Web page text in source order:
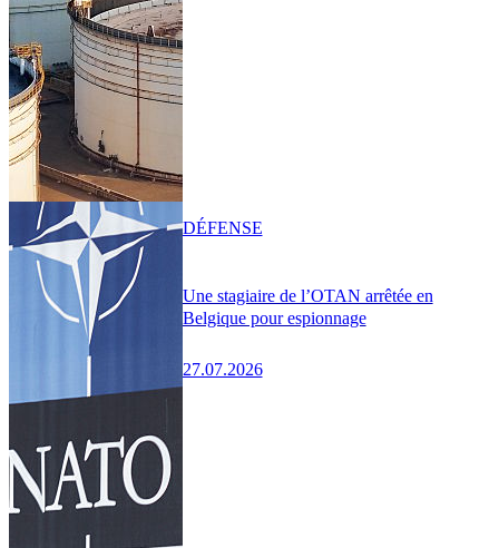
Une stagiaire de l’OTAN arrêtée en
Belgique pour espionnage
27.07.2026
DÉFENSE